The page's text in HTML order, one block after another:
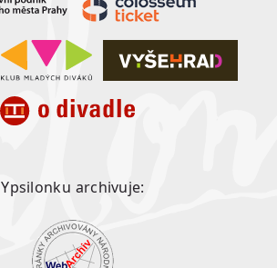
Ypsilonku archivuje: